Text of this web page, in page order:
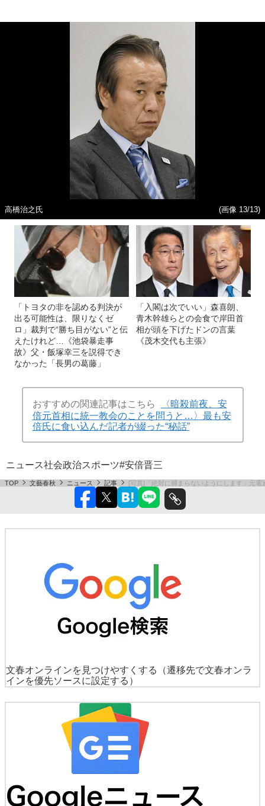
高橋治之氏 (画像 13/13)
「トヨタの非を認める判決が
出る可能性は、限りなくゼ
ロ」裁判で“勝ち目がない”と伝
えたけれど…《池袋暴走事
故》父・飯塚幸三を説得でき
なかった「長男の葛藤」
「入閣は次でいい」森喜朗、
青木幹雄らとの会食で岸田首
相が頭を下げたドンの言葉
《茂木交代も主張》
おすすめの関連記事はこちら
〈暗殺前夜、安
倍元首相に統一教会のことを問うと…〉最も安
倍氏に食い込んだ記者が綴った“秘話”
ニュース社会政治スポーツ#安倍晋三
TOP 文藝春秋 ニュース 記事 [写真]「絶対に捕まらないようにします」元
文春オンラインを見つけやすくする
（遷移先で文春オンラ
インを優先ソースに設定する）